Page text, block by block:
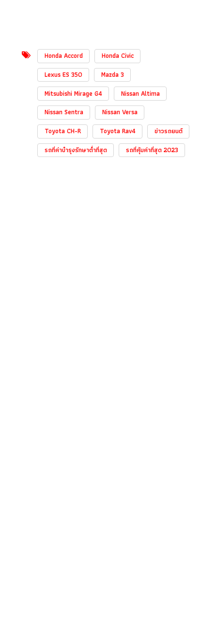
Honda Accord
Honda Civic
Lexus ES 350
Mazda 3
Mitsubishi Mirage G4
Nissan Altima
Nissan Sentra
Nissan Versa
Toyota CH-R
Toyota Rav4
ข่าวรถยนต์
รถที่ค่าบำรุงรักษาต่ำที่สุด
รถที่คุ้มค่าที่สุด 2023